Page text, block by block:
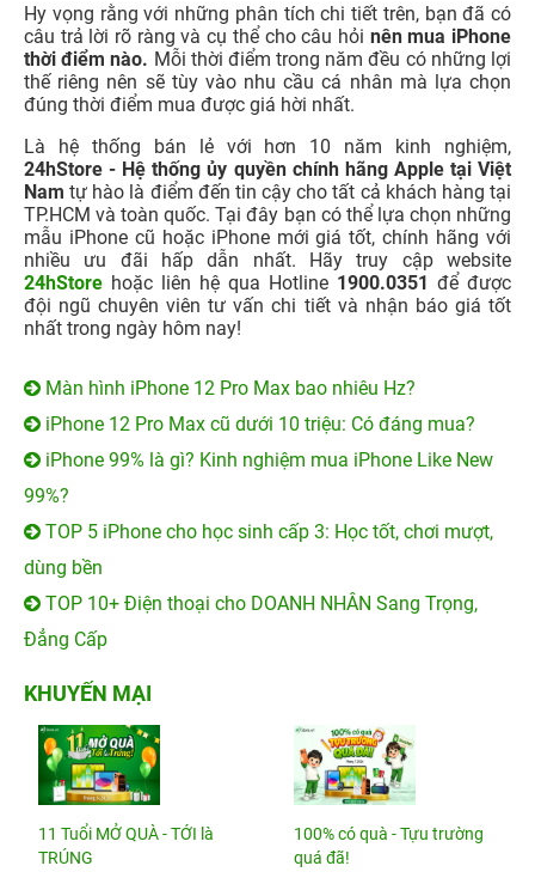
Hy vọng rằng với những phân tích chi tiết trên, bạn đã có
câu trả lời rõ ràng và cụ thể cho câu hỏi nên mua iPhone
thời điểm nào. Mỗi thời điểm trong năm đều có những lợi
thế riêng nên sẽ tùy vào nhu cầu cá nhân mà lựa chọn
đúng thời điểm mua được giá hời nhất.
Là hệ thống bán lẻ với hơn 10 năm kinh nghiệm,
24hStore - Hệ thống ủy quyền chính hãng Apple tại Việt
Nam tự hào là điểm đến tin cậy cho tất cả khách hàng tại
TP.HCM và toàn quốc. Tại đây bạn có thể lựa chọn những
mẫu iPhone cũ hoặc iPhone mới giá tốt, chính hãng với
nhiều ưu đãi hấp dẫn nhất. Hãy truy cập website
24hStore hoặc liên hệ qua Hotline 1900.0351 để được
đội ngũ chuyên viên tư vấn chi tiết và nhận báo giá tốt
nhất trong ngày hôm nay!
Màn hình iPhone 12 Pro Max bao nhiêu Hz?
iPhone 12 Pro Max cũ dưới 10 triệu: Có đáng mua?
iPhone 99% là gì? Kinh nghiệm mua iPhone Like New
99%?
TOP 5 iPhone cho học sinh cấp 3: Học tốt, chơi mượt,
dùng bền
TOP 10+ Điện thoại cho DOANH NHÂN Sang Trọng,
Đẳng Cấp
KHUYẾN MẠI
11 Tuổi MỞ QUÀ - TỚI là
TRÚNG
100% có quà - Tựu trường
quá đã!